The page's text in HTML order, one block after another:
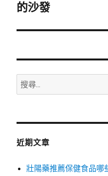
一
文
的沙發
搜
尋
鍵
近期文章
壯陽藥推薦保健食品哪